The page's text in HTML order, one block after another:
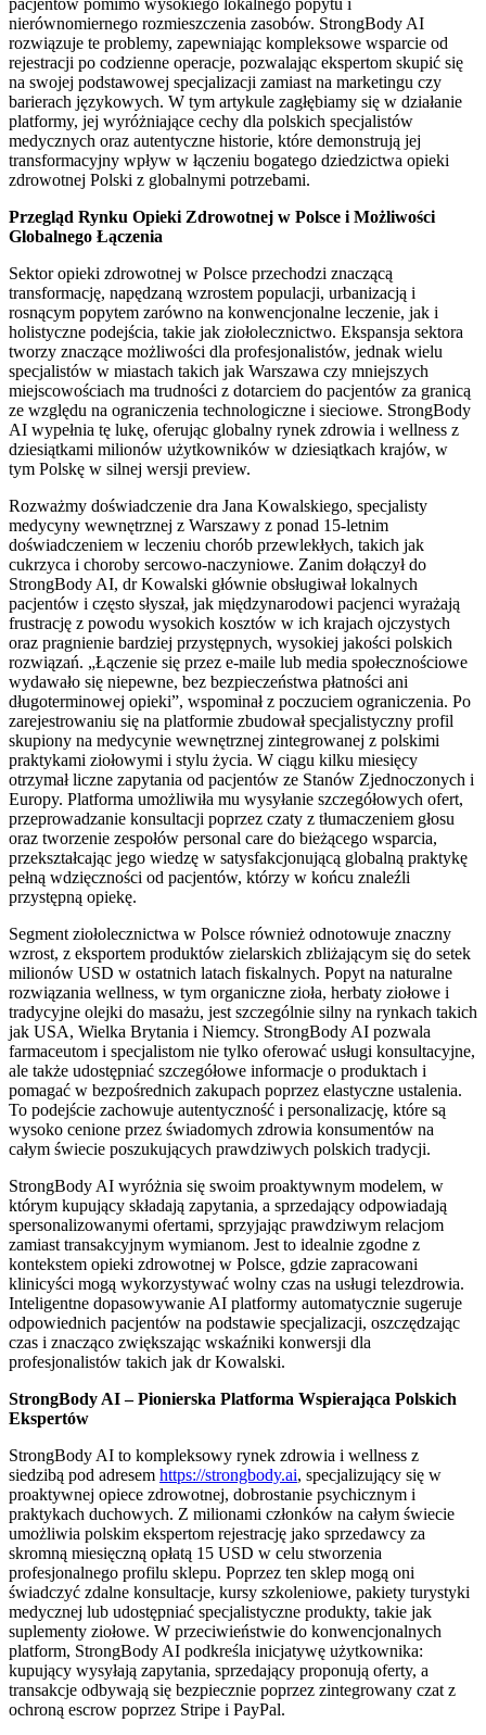
nierównomiernego rozmieszczenia zasobów. StrongBody AI
rozwiązuje te problemy, zapewniając kompleksowe wsparcie od
rejestracji po codzienne operacje, pozwalając ekspertom skupić się
na swojej podstawowej specjalizacji zamiast na marketingu czy
barierach językowych. W tym artykule zagłębiamy się w działanie
platformy, jej wyróżniające cechy dla polskich specjalistów
medycznych oraz autentyczne historie, które demonstrują jej
transformacyjny wpływ w łączeniu bogatego dziedzictwa opieki
zdrowotnej Polski z globalnymi potrzebami.
Przegląd Rynku Opieki Zdrowotnej w Polsce i Możliwości
Globalnego Łączenia
Sektor opieki zdrowotnej w Polsce przechodzi znaczącą
transformację, napędzaną wzrostem populacji, urbanizacją i
rosnącym popytem zarówno na konwencjonalne leczenie, jak i
holistyczne podejścia, takie jak ziołolecznictwo. Ekspansja sektora
tworzy znaczące możliwości dla profesjonalistów, jednak wielu
specjalistów w miastach takich jak Warszawa czy mniejszych
miejscowościach ma trudności z dotarciem do pacjentów za granicą
ze względu na ograniczenia technologiczne i sieciowe. StrongBody
AI wypełnia tę lukę, oferując globalny rynek zdrowia i wellness z
dziesiątkami milionów użytkowników w dziesiątkach krajów, w
tym Polskę w silnej wersji preview.
Rozważmy doświadczenie dra Jana Kowalskiego, specjalisty
medycyny wewnętrznej z Warszawy z ponad 15-letnim
doświadczeniem w leczeniu chorób przewlekłych, takich jak
cukrzyca i choroby sercowo-naczyniowe. Zanim dołączył do
StrongBody AI, dr Kowalski głównie obsługiwał lokalnych
pacjentów i często słyszał, jak międzynarodowi pacjenci wyrażają
frustrację z powodu wysokich kosztów w ich krajach ojczystych
oraz pragnienie bardziej przystępnych, wysokiej jakości polskich
rozwiązań. „Łączenie się przez e-maile lub media społecznościowe
wydawało się niepewne, bez bezpieczeństwa płatności ani
długoterminowej opieki”, wspominał z poczuciem ograniczenia. Po
zarejestrowaniu się na platformie zbudował specjalistyczny profil
skupiony na medycynie wewnętrznej zintegrowanej z polskimi
praktykami ziołowymi i stylu życia. W ciągu kilku miesięcy
otrzymał liczne zapytania od pacjentów ze Stanów Zjednoczonych i
Europy. Platforma umożliwiła mu wysyłanie szczegółowych ofert,
przeprowadzanie konsultacji poprzez czaty z tłumaczeniem głosu
oraz tworzenie zespołów personal care do bieżącego wsparcia,
przekształcając jego wiedzę w satysfakcjonującą globalną praktykę
pełną wdzięczności od pacjentów, którzy w końcu znaleźli
przystępną opiekę.
Segment ziołolecznictwa w Polsce również odnotowuje znaczny
wzrost, z eksportem produktów zielarskich zbliżającym się do setek
milionów USD w ostatnich latach fiskalnych. Popyt na naturalne
rozwiązania wellness, w tym organiczne zioła, herbaty ziołowe i
tradycyjne olejki do masażu, jest szczególnie silny na rynkach takich
jak USA, Wielka Brytania i Niemcy. StrongBody AI pozwala
farmaceutom i specjalistom nie tylko oferować usługi konsultacyjne,
ale także udostępniać szczegółowe informacje o produktach i
pomagać w bezpośrednich zakupach poprzez elastyczne ustalenia.
To podejście zachowuje autentyczność i personalizację, które są
wysoko cenione przez świadomych zdrowia konsumentów na
całym świecie poszukujących prawdziwych polskich tradycji.
StrongBody AI wyróżnia się swoim proaktywnym modelem, w
którym kupujący składają zapytania, a sprzedający odpowiadają
spersonalizowanymi ofertami, sprzyjając prawdziwym relacjom
zamiast transakcyjnym wymianom. Jest to idealnie zgodne z
kontekstem opieki zdrowotnej w Polsce, gdzie zapracowani
klinicyści mogą wykorzystywać wolny czas na usługi telezdrowia.
Inteligentne dopasowywanie AI platformy automatycznie sugeruje
odpowiednich pacjentów na podstawie specjalizacji, oszczędzając
czas i znacząco zwiększając wskaźniki konwersji dla
profesjonalistów takich jak dr Kowalski.
StrongBody AI – Pionierska Platforma Wspierająca Polskich
Ekspertów
StrongBody AI to kompleksowy rynek zdrowia i wellness z
siedzibą pod adresem https://strongbody.ai, specjalizujący się w
proaktywnej opiece zdrowotnej, dobrostanie psychicznym i
praktykach duchowych. Z milionami członków na całym świecie
umożliwia polskim ekspertom rejestrację jako sprzedawcy za
skromną miesięczną opłatą 15 USD w celu stworzenia
profesjonalnego profilu sklepu. Poprzez ten sklep mogą oni
świadczyć zdalne konsultacje, kursy szkoleniowe, pakiety turystyki
medycznej lub udostępniać specjalistyczne produkty, takie jak
suplementy ziołowe. W przeciwieństwie do konwencjonalnych
platform, StrongBody AI podkreśla inicjatywę użytkownika:
kupujący wysyłają zapytania, sprzedający proponują oferty, a
transakcje odbywają się bezpiecznie poprzez zintegrowany czat z
ochroną escrow poprzez Stripe i PayPal.